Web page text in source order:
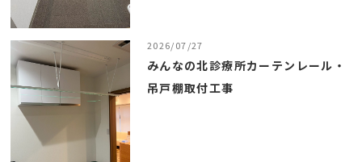
2026/07/27
みんなの北診療所カーテンレール・
吊戸棚取付工事